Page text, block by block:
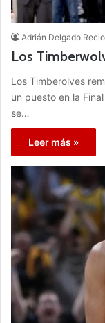
Adrián Delgado Recio
Los
Los Timberolves
un puesto en la
se…
Leer más »